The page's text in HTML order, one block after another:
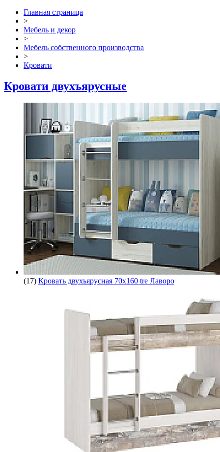
Главная страница
>
Мебель и декор
>
Мебель собственного производства
>
Кровати
Кровати двухъярусные
(17) Кровать двухъярусная 70х160 tre Лаворо